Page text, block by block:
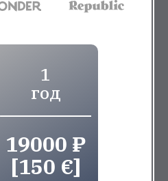
1
год
19000 ₽
[150 €]